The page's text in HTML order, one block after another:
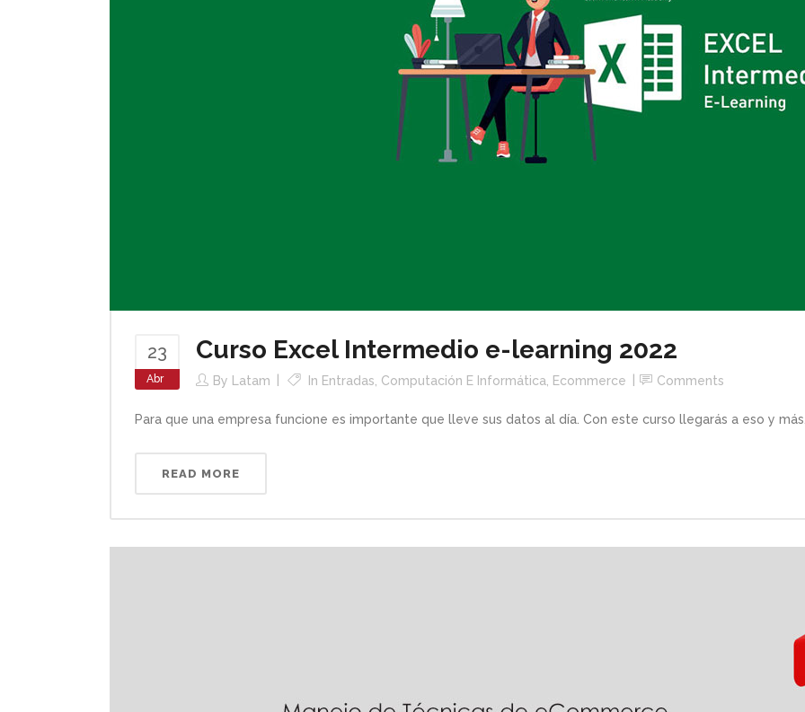
23
Abr
Curso Excel Intermedio e-learning 2022
By Latam In Entradas Computación E Informática Ecommerce Comments
Para que una empresa funcione es importante que lleve sus datos al día. Con este curso llegarás a eso y
READ MORE